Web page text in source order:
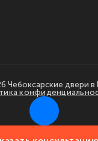
Чебоксарские двери в